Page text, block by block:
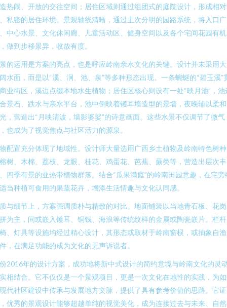
热闹、开放的交往空间；居住区域则通过组团式的庭院设计，形成相
私密的居住环境。景观轴线清晰，通过主次分明的园路系统，将入口广
中心水景、文化休闲廊、儿童活动区、健身空间以及各个宅间花园有
做到步移景异，收放有度。
的运用是方案的亮点，也是呼应岭南亲水文化的关键。设计并未采用
水面，而是以“溪、涧、池、泉”等多种形态出现。一条蜿蜒的“碧玉溪”
业街区，溪边点缀本地水生植物；居住区核心则设有一处“映月池”，池
景石、跌水与亲水平台，池中倒映着镬耳墙造型的景墙，夜晚辅以柔
，营造出“月映清波，墙影婆娑”的诗意画面。这些水景不仅调节了微气
也成为了视觉焦点与社区活力的源泉。
配置充分体现了地域性。设计师大量选用广西乡土植物及岭南特色树
树、木棉、荔枝、龙眼、桂花、鸡蛋花、芭蕉、蕨类等，营造出层次丰
四季有景的亚热带植物群落。结合“瓜果满庭”的岭南田园意趣，在宅旁
当种植可食用的果蔬花卉，增添生活情趣与文化认同感。
与细节上，方案强调质朴与精致的对比。地面铺装以当地青石板、花
为主，间或嵌入镬耳、铜钱、海浪等传统纹样的金属或陶瓷嵌片。栏
、灯具等设施均经过精心设计，其形态或取材于岭南窗棂，或抽象自
，在满足功能的成为文化的无声诉说者。
2016年的设计方案，成功地将新中式设计的简约意境与岭南文化的灵
相结合。它不仅仅是一个景观项目，更是一次文化在地性的实践，为
代社区建设中传承与发展地方文脉，提供了具有参考价值的思路。它证
优秀的景观设计能够超越单纯的视觉美化，成为连接过去与未来、自